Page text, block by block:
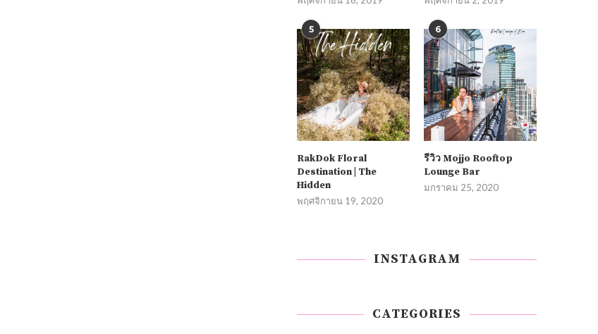
5
RakDok Floral
Destination | The
Hidden
พฤศจิกายน 19, 2020
6
รีวิว Mojjo Rooftop
Lounge Bar
มกราคม 25, 2020
INSTAGRAM
CATEGORIES